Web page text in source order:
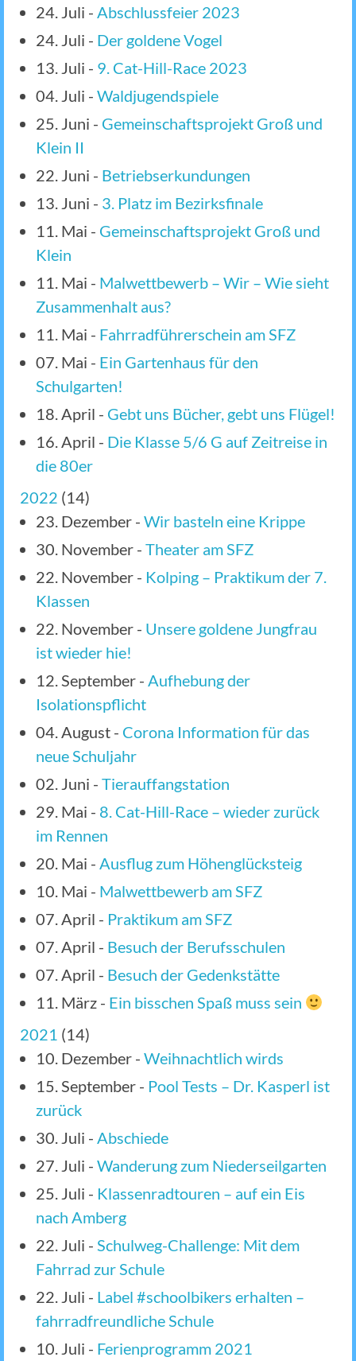
24. Juli - Abschlussfeier 2023
24. Juli - Der goldene Vogel
13. Juli - 9. Cat-Hill-Race 2023
04. Juli - Waldjugendspiele
25. Juni - Gemeinschaftsprojekt Groß und
Klein II
22. Juni - Betriebserkundungen
13. Juni - 3. Platz im Bezirksfinale
11. Mai - Gemeinschaftsprojekt Groß und
Klein
11. Mai - Malwettbewerb – Wir – Wie sieht
Zusammenhalt aus?
11. Mai - Fahrradführerschein am SFZ
07. Mai - Ein Gartenhaus für den
Schulgarten!
18. April - Gebt uns Bücher, gebt uns Flügel!
16. April - Die Klasse 5/6 G auf Zeitreise in
die 80er
2022 (14)
23. Dezember - Wir basteln eine Krippe
30. November - Theater am SFZ
22. November - Kolping – Praktikum der 7.
Klassen
22. November - Unsere goldene Jungfrau
ist wieder hie!
12. September - Aufhebung der
Isolationspflicht
04. August - Corona Information für das
neue Schuljahr
02. Juni - Tierauffangstation
29. Mai - 8. Cat-Hill-Race – wieder zurück
im Rennen
20. Mai - Ausflug zum Höhenglücksteig
10. Mai - Malwettbewerb am SFZ
07. April - Praktikum am SFZ
07. April - Besuch der Berufsschulen
07. April - Besuch der Gedenkstätte
11. März - Ein bisschen Spaß muss sein
2021 (14)
10. Dezember - Weihnachtlich wirds
15. September - Pool Tests – Dr. Kasperl ist
zurück
30. Juli - Abschiede
27. Juli - Wanderung zum Niederseilgarten
25. Juli - Klassenradtouren – auf ein Eis
nach Amberg
22. Juli - Schulweg-Challenge: Mit dem
Fahrrad zur Schule
22. Juli - Label #schoolbikers erhalten –
fahrradfreundliche Schule
10. Juli - Ferienprogramm 2021